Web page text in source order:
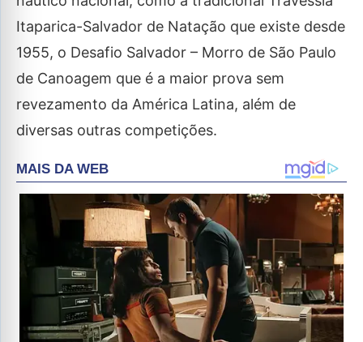
Itaparica-Salvador de Natação que existe desde
1955, o Desafio Salvador – Morro de São Paulo
de Canoagem que é a maior prova sem
revezamento da América Latina, além de
diversas outras competições.